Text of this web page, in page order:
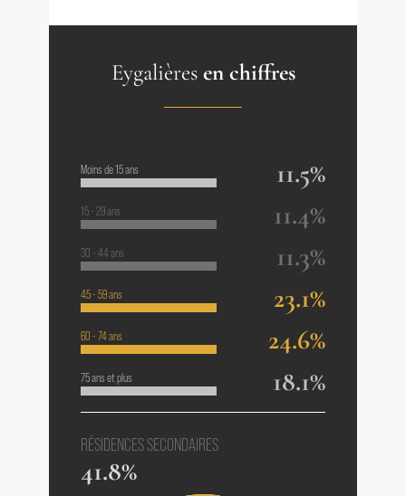
Eygalières en chiffres
Moins de 15 ans 11.5%
15 - 29 ans 11.4%
30 - 44 ans 11.3%
45 - 59 ans 23.1%
60 - 74 ans 24.6%
75 ans et plus 18.1%
RÉSIDENCES SECONDAIRES
41.8%